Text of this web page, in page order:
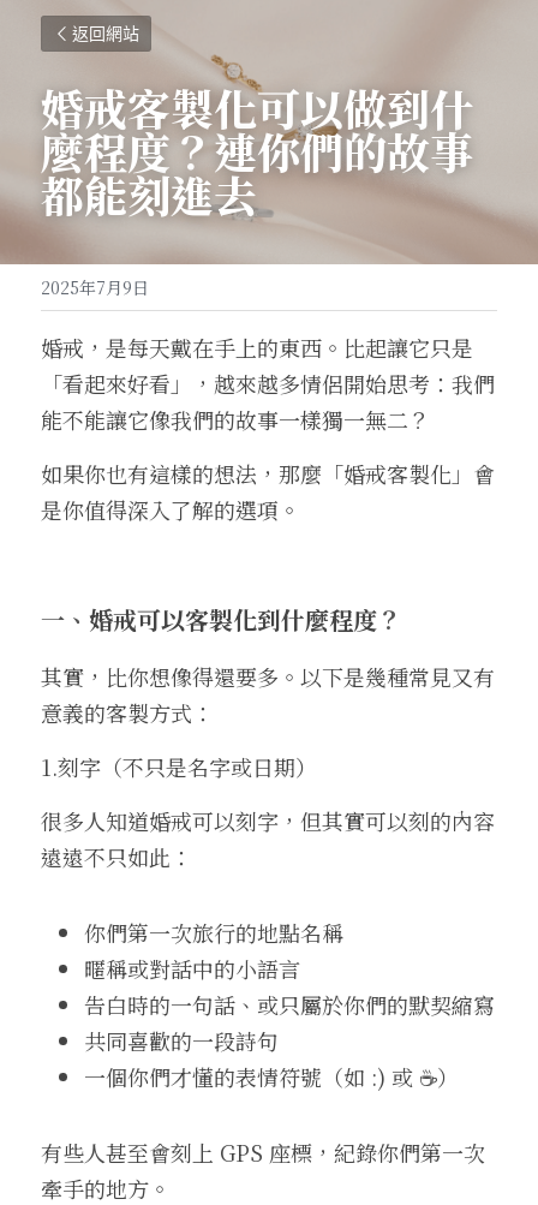
返回網站
婚戒客製化可以做到什
麼程度？連你們的故事
都能刻進去
2025年7月9日
婚戒，是每天戴在手上的東西。比起讓它只是
「看起來好看」，越來越多情侶開始思考：我們
能不能讓它像我們的故事一樣獨一無二？
如果你也有這樣的想法，那麼「婚戒客製化」會
是你值得深入了解的選項。
一、 婚戒可以客製化到什麼程度？
其實，比你想像得還要多。以下是幾種常見又有
意義的客製方式：
1.刻字（不只是名字或日期）
很多人知道婚戒可以刻字，但其實可以刻的內容
遠遠不只如此：
你們第一次旅行的地點名稱
暱稱或對話中的小語言
告白時的一句話、或只屬於你們的默契縮寫
共同喜歡的一段詩句
一個你們才懂的表情符號（如 :) 或 ☕️）
有些人甚至會刻上 GPS 座標，紀錄你們第一次
牽手的地方。